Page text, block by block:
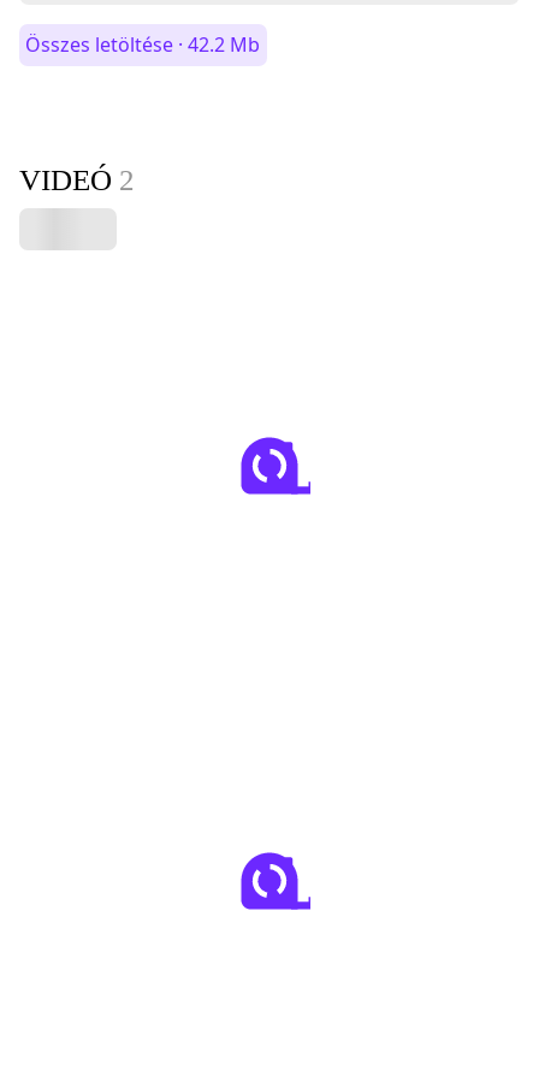
Összes letöltése · 42.2 Mb
VIDEÓ 2